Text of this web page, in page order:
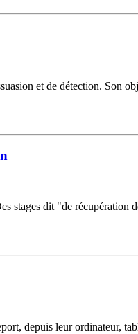
et de détection. Son
dit "de récupération
depuis leur ordinateur,